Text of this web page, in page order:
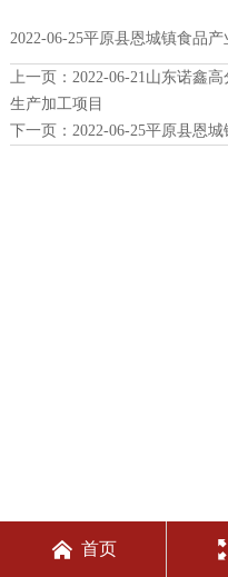
2022-06-25平原县恩城镇食
上一页： 2022-06-21山东诺鑫
生产加工项目
下一页： 2022-06-25平原县恩
 首页